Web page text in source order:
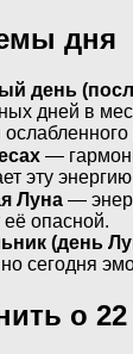
дня
день
дней в
—
эту
Луна —
её опасной.
(день
сегодня
о